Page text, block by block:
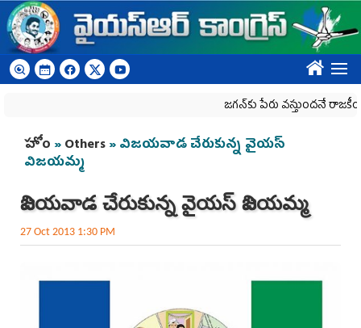
Skip to main content
????
జగన్‌కు పేరు వస్తుందనే రాజకీయ కక్షతో
You are here
హోం »Others» విజయవాడ చేరుకున్న వైయస్
విజయమ్మ
విజయవాడ చేరుకున్న వైయస్ విజయమ్మ
27 Oct 2013 1:30 PM